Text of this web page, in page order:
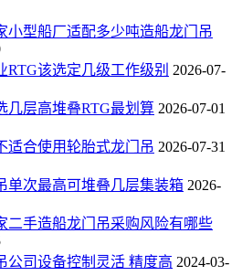
小型船厂适配多少吨造船龙门吊
RTG该选定几级工作级别 2026-07-
几层高堆叠RTG最划算 2026-07-01
适合使用轮胎式龙门吊 2026-07-31
单次最高可堆叠几层集装箱 2026-
二手造船龙门吊采购风险有哪些
公司设备控制灵活 精度高 2024-03-